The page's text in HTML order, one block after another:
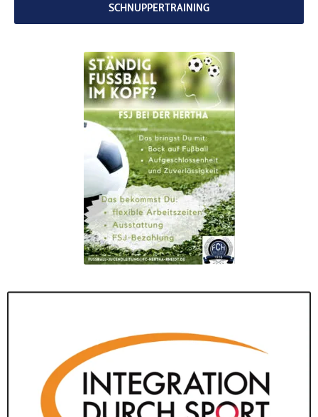
SCHNUPPERTRAINING